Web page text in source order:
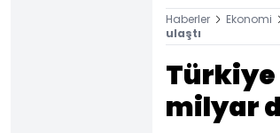
Haberler Ekonomi
ulaştı
Türkiye
milyar